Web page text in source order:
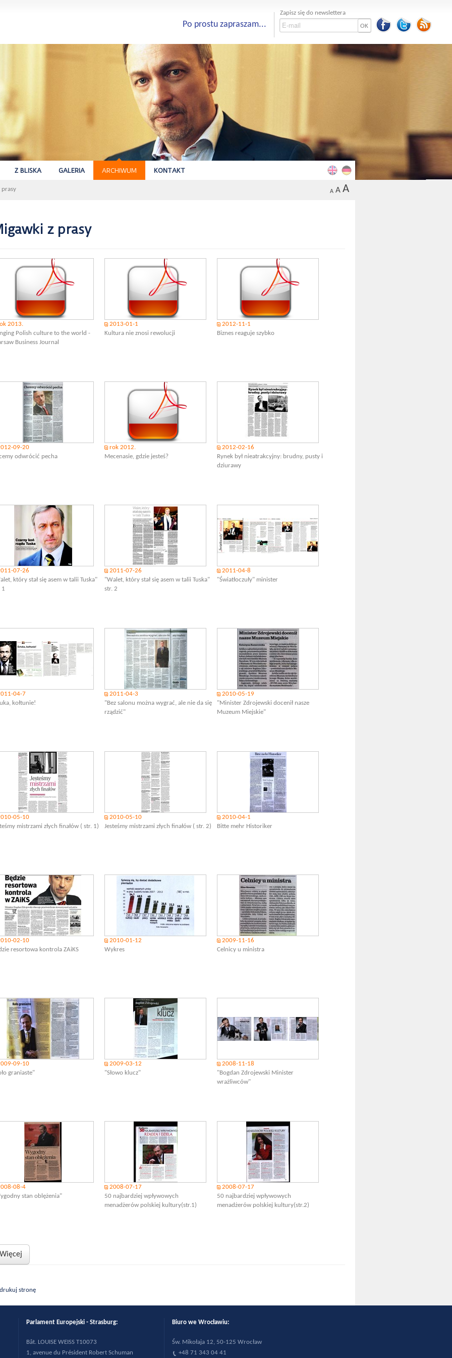
Zapisz się do newslettera
OK
Po prostu zapraszam...
Z BLISKA GALERIA ARCHIWUM KONTAKT
prasy A
A
A
z prasy
2013.
Polish culture to the world -
Business Journal
2013-01-1
Kultura nie znosi rewolucji
2012-11-1
Biznes reaguje szybko
09-20
odwrócić pecha
rok 2012.
Mecenasie, gdzie jesteś?
2012-02-16
Rynek był nieatrakcyjny: brudny, pusty i
dziurawy
07-26
który stał się asem w talii Tuska"
1
2011-07-26
"Walet, który stał się asem w talii Tuska"
str. 2
2011-04-8
"Światłoczuły" minister
04-7
kołtunie!
2011-04-3
"Bez salonu można wygrać, ale nie da się
rządzić"
2010-05-19
"Minister Zdrojewski docenił nasze
Muzeum Miejskie"
05-10
mistrzami złych finałów ( str. 1)
2010-05-10
Jesteśmy mistrzami złych finałów ( str. 2)
2010-04-1
Bitte mehr Historiker
02-10
resortowa kontrola ZAiKS
2010-01-12
Wykres
2009-11-16
Celnicy u ministra
09-10
graniaste"
2009-03-12
"Słowo klucz"
2008-11-18
"Bogdan Zdrojewski Minister
wrażliwców"
08-4
stan oblężenia"
2008-07-17
50 najbardziej wpływowych
menadżerów polskiej kultury(str.1)
2008-07-17
50 najbardziej wpływowych
menadżerów polskiej kultury(str.2)
Więcej
drukuj stronę
Parlament Europejski - Strasburg:
Bât. LOUISE WEISS T10073
1, avenue du Président Robert Schuman
Biuro we Wrocławiu:
Św. Mikołaja 12, 50-125 Wrocław
+48 71 343 04 41